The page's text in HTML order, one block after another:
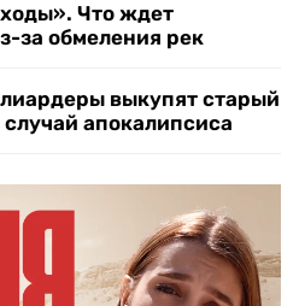
Что ждет
за обмеления рек
выкупят старый
апокалипсиса